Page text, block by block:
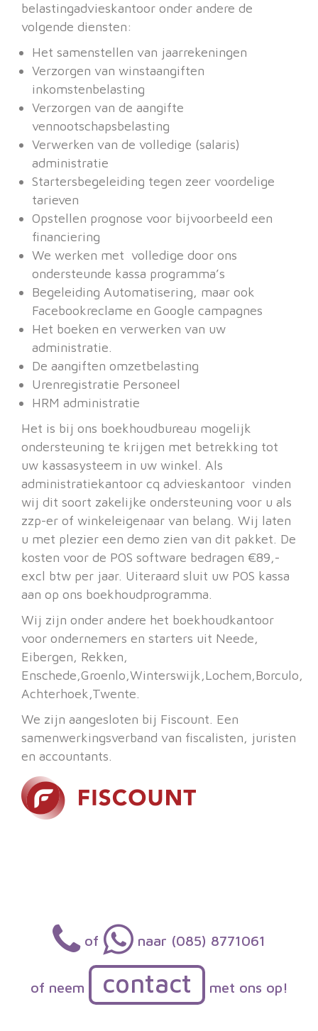
belastingadvieskantoor onder andere de
volgende diensten:
Het samenstellen van jaarrekeningen
Verzorgen van winstaangiften
inkomstenbelasting
Verzorgen van de aangifte
vennootschapsbelasting
Verwerken van de volledige (salaris)
administratie
Startersbegeleiding tegen zeer voordelige
tarieven
Opstellen prognose voor bijvoorbeeld een
financiering
We werken met volledige door ons
ondersteunde kassa programma’s
Begeleiding Automatisering, maar ook
Facebookreclame en Google campagnes
Het boeken en verwerken van uw
administratie.
De aangiften omzetbelasting
Urenregistratie Personeel
HRM administratie
Het is bij ons boekhoudbureau mogelijk
ondersteuning te krijgen met betrekking tot
uw kassasysteem in uw winkel. Als
administratiekantoor cq advieskantoor vinden
wij dit soort zakelijke ondersteuning voor u als
zzp-er of winkeleigenaar van belang. Wij laten
u met plezier een demo zien van dit pakket. De
kosten voor de POS software bedragen €89,-
excl btw per jaar. Uiteraard sluit uw POS kassa
aan op ons boekhoudprogramma.
Wij zijn onder andere het boekhoudkantoor
voor ondernemers en starters uit Neede,
Eibergen, Rekken,
Enschede,Groenlo,Winterswijk,Lochem,Borculo,
Achterhoek,Twente.
We zijn aangesloten bij Fiscount. Een
samenwerkingsverband van fiscalisten, juristen
en accountants.
of naar (085) 8771061
of neem contact met ons op!